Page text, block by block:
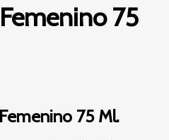
75
75 Ml.